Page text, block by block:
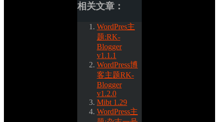
相关文章：
WordPres主
题:RK-
Blogger
v1.1.1
WordPress博
客主题RK-
Blogger
v1.2.0
Mibt 1.29
WordPress主